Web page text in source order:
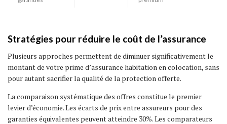
Stratégies pour réduire le coût de l’assurance
Plusieurs approches permettent de diminuer significativement le
montant de votre prime d’assurance habitation en colocation, sans
pour autant sacrifier la qualité de la protection offerte.
La comparaison systématique des offres constitue le premier
levier d’économie. Les écarts de prix entre assureurs pour des
garanties équivalentes peuvent atteindre 30%. Les comparateurs